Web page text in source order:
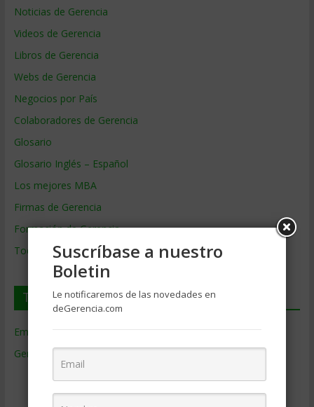
Noticias de Gerencia
Videos de Gerencia
Libros de Gerencia
Webs de Gerencia
Negocios por País
Colaboradores de Gerencia
Glosario
Glosario Inglés – Español
Los mejores MBA
Firmas de Gerencia
Formación de Gerencia
Todos los Temas
Temas de Gerencia
Empresas de Gerencia
Gerencia
Ciencias Económicas
Contabilidad(466)
Suscríbase a nuestro
Boletin
Le notificaremos de las novedades en
deGerencia.com